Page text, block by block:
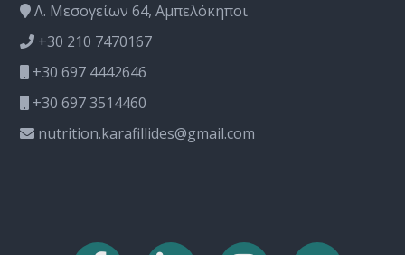
Λ. Μεσογείων 64, Αμπελόκηποι
+30 210 7470167
+30 697 4442646
+30 697 3514460
nutrition.karafillides@gmail.com